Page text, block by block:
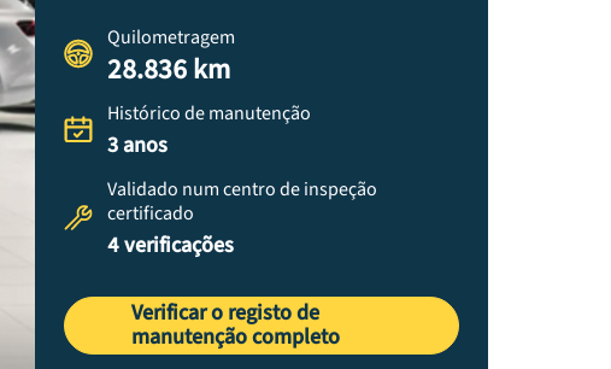
Quilometragem
28.836 km
Histórico de manutenção
3 anos
Validado num centro de inspeção
certificado
4 verificações
Verificar o registo de
manutenção completo